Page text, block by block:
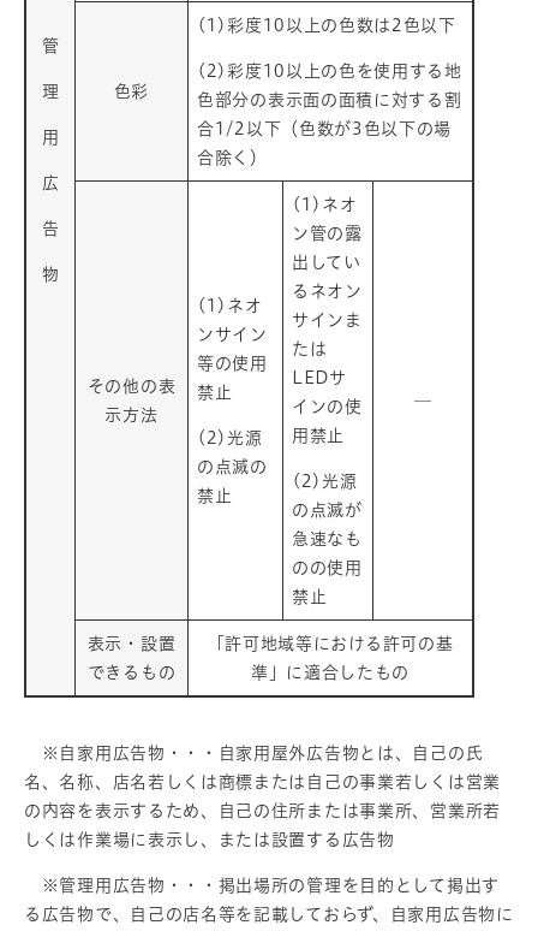
管
理
用
広
告
物
色彩
(1)彩度10以上の色数は2色以下
(2)彩度10以上の色を使用する地
色部分の表示面の面積に対する割
合1/2以下（色数が3色以下の場
合除く）
その他の表
示方法
(1)ネオ
ンサイン
等の使用
禁止
(2)光源
の点滅の
禁止
(1)ネオ
ン管の露
出してい
るネオン
サインま
たは
LEDサ
インの使
用禁止
(2)光源
の点滅が
急速なも
のの使用
禁止
─
表示・設置
できるもの
「許可地域等における許可の基
準」に適合したもの
※自家用広告物・・・自家用屋外広告物とは、自己の氏
名、名称、店名若しくは商標または自己の事業若しくは営業
の内容を表示するため、自己の住所または事業所、営業所若
しくは作業場に表示し、または設置する広告物
※管理用広告物・・・掲出場所の管理を目的として掲出す
る広告物で、自己の店名等を記載しておらず、自家用広告物に